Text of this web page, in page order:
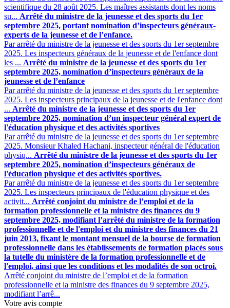
scientifique du 28 août 2025. Les maîtres assistants dont les noms
su... Arrêté du ministre de la jeunesse et des sports du 1er
septembre 2025, portant nomination d’inspecteurs généraux-
experts de la jeunesse et de l’enfance.
Par arrêté du ministre de la jeunesse et des sports du 1er septembre
2025. Les inspecteurs généraux de la jeunesse et de l'enfance dont
les ... Arrêté du ministre de la jeunesse et des sports du 1er
septembre 2025, nomination d’inspecteurs généraux de la
jeunesse et de l’enfance
Par arrêté du ministre de la jeunesse et des sports du 1er septembre
2025. Les inspecteurs principaux de la jeunesse et de l'enfance dont
... Arrêté du ministre de la jeunesse et des sports du 1er
septembre 2025, nomination d’un inspecteur général expert de
l'éducation physique et des activités sportives
Par arrêté du ministre de la jeunesse et des sports du 1er septembre
2025. Monsieur Khaled Hachani, inspecteur général de l'éducation
physiq... Arrêté du ministre de la jeunesse et des sports du 1er
septembre 2025, nomination d’inspecteurs généraux de
l'éducation physique et des activités sportives.
Par arrêté du ministre de la jeunesse et des sports du 1er septembre
2025. Les inspecteurs principaux de l'éducation physique et des
activit... Arrêté conjoint du ministre de l’emploi et de la
formation professionnelle et la ministre des finances du 9
septembre 2025, modifiant l’arrêté du ministre de la formation
professionnelle et de l'emploi et du ministre des finances du 21
juin 2013, fixant le montant mensuel de la bourse de formation
professionnelle dans les établissements de formation placés sous
la tutelle du ministère de la formation professionnelle et de
l'emploi, ainsi que les conditions et les modalités de son octroi.
Arrêté conjoint du ministre de l’emploi et de la formation
professionnelle et la ministre des finances du 9 septembre 2025,
modifiant l’arrê...
Votre avis compte